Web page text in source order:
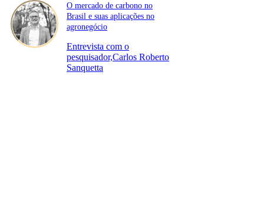
O mercado de carbono no
Brasil e suas aplicações no
agronegócio
Entrevista com o
pesquisador,Carlos Roberto
Sanquetta